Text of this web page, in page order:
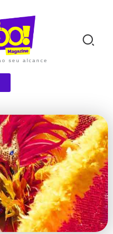
seu alcance